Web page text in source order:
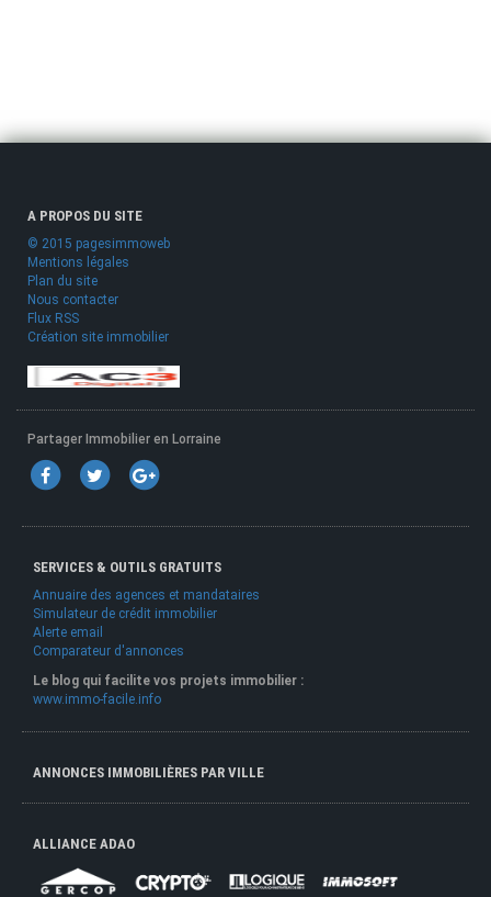
A PROPOS DU SITE
© 2015 pagesimmoweb
Mentions légales
Plan du site
Nous contacter
Flux RSS
Création site immobilier
Partager Immobilier en Lorraine
SERVICES & OUTILS GRATUITS
Annuaire des agences et mandataires
Simulateur de crédit immobilier
Alerte email
Comparateur d'annonces
Le blog qui facilite vos projets immobilier :
www.immo-facile.info
ANNONCES IMMOBILIÈRES PAR VILLE
ALLIANCE ADAO